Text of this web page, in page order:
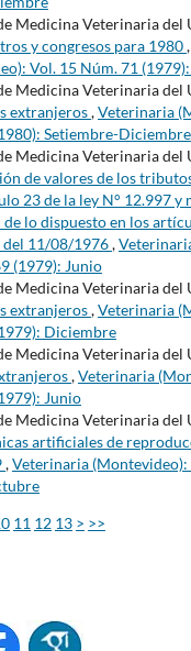
Medicina Veterinaria del
y congresos para 1980,
Vol. 15 Núm. 71
Medicina Veterinaria del
extranjeros,Veterinaria
Setiembre-Diciembre
Medicina Veterinaria del
de valores de los
23 de la ley N° 12.997
lo dispuesto en los
del 11/08/1976,
(1979): Junio
Medicina Veterinaria del
extranjeros,Veterinaria
Diciembre
Medicina Veterinaria del
,Veterinaria
Junio
Medicina Veterinaria del
artificiales de
,Veterinaria (Montevideo):
11 12 13 > >>